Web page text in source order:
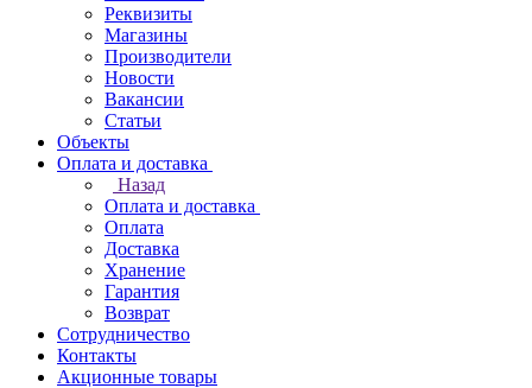
Реквизиты
Магазины
Производители
Новости
Вакансии
Статьи
Объекты
Оплата и доставка
Назад
Оплата и доставка
Оплата
Доставка
Хранение
Гарантия
Возврат
Сотрудничество
Контакты
Акционные товары